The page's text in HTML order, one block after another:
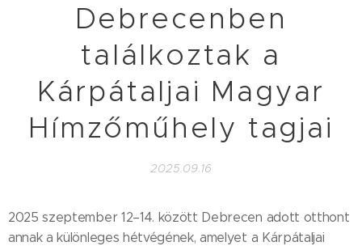
Debrecenben
találkoztak a
Kárpátaljai Magyar
Hímzőműhely tagjai
2025.09.16
2025 szeptember 12–14. között Debrecen adott otthont
annak a különleges hétvégének, amelyet a Kárpátaljai